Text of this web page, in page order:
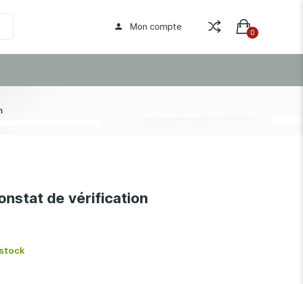
Mon compte
de vérification